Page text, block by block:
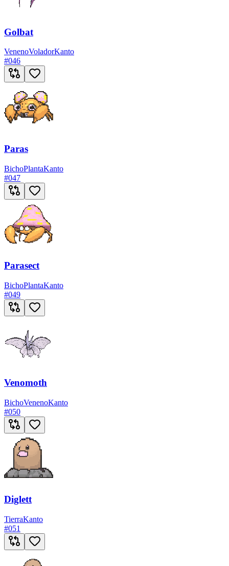
Golbat
VenenoVoladorKanto
#046
Paras
BichoPlantaKanto
#047
Parasect
BichoPlantaKanto
#049
Venomoth
BichoVenenoKanto
#050
Diglett
TierraKanto
#051